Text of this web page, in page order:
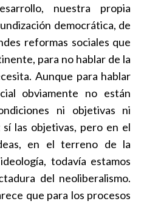
nuestra propia
democrática, de
reformas sociales que
para no hablar de la
Aunque para hablar
obviamente no están
ni objetivas ni
las objetivas, pero en el
en el terreno de la
todavía estamos
del neoliberalismo.
que para los procesos